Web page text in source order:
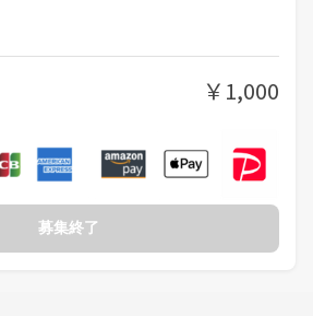
￥1,000
募集終了